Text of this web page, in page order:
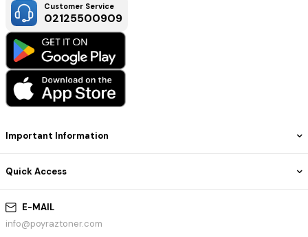
E-MAIL
info@poyraztoner.com
Important Information
Quick Access
Customer Service
02125500909